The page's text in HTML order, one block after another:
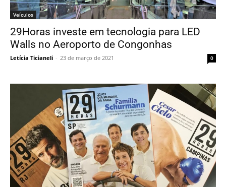
Veículos
29Horas investe em tecnologia para LED
Walls no Aeroporto de Congonhas
Letícia Ticianeli - 23 de março de 2021 0